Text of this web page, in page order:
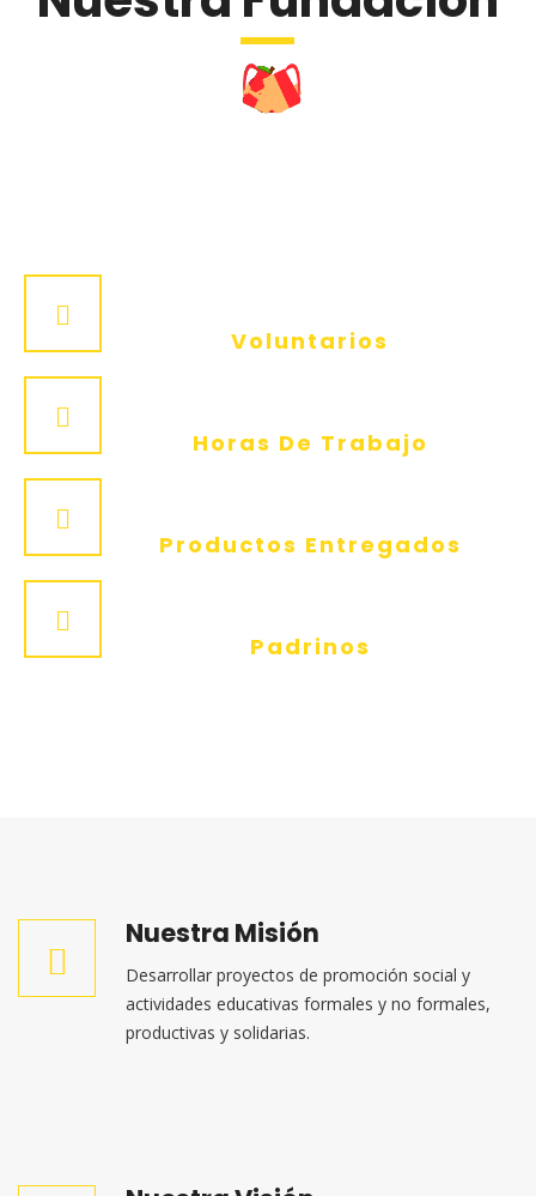
Voluntarios
Horas De Trabajo
Productos Entregados
Padrinos
Nuestra Misión
Desarrollar proyectos de promoción social y
actividades educativas formales y no formales,
productivas y solidarias.